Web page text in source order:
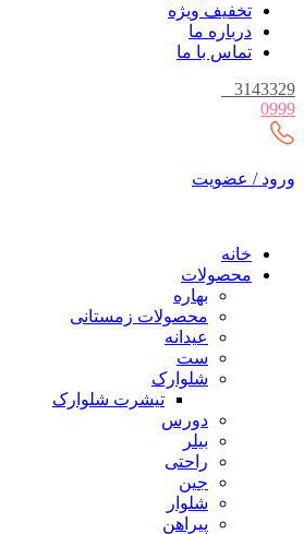
تخفیف ویژه
درباره ما
تماس با ما
3143329
0999
ورود / عضویت
خانه
محصولات
بهاره
محصولات زمستانی
عیدانه
ست
شلوارک
تیشرت شلوارک
دورس
بیلر
راحتی
جین
شلوار
پیراهن